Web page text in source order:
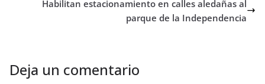
Habilitan estacionamiento en calles aledañas al
parque de la Independencia
Deja un comentario